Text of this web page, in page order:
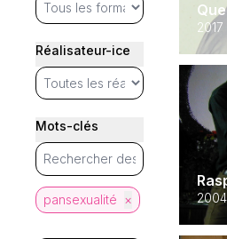
Réalisateur-ice
Mots-clés
pansexualité ×
2017
2004